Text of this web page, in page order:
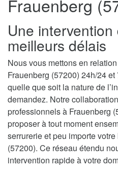
Frauenberg
Une
meilleurs délais
Nous vous mettons en
Frauenberg (57200) 24h/24
quelle que soit la nature de
demandez. Notre
professionnels à Frauenberg
proposer à tout moment
serrurerie et peu importe
(57200). Ce réseau étendu
intervention rapide à votre